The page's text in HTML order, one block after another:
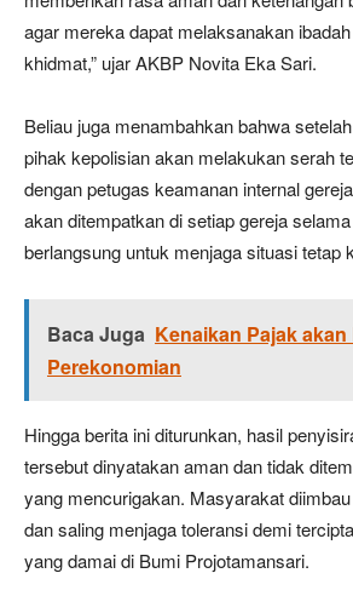
agar mereka dapat melaksanakan
khidmat,” ujar AKBP Novita Eka Sari.
Beliau juga menambahkan bahwa
pihak kepolisian akan melakukan serah
dengan petugas keamanan internal
akan ditempatkan di setiap gereja
berlangsung untuk menjaga situasi tetap
Baca Juga Kenaikan Pajak
Perekonomian
Hingga berita ini diturunkan, hasil
tersebut dinyatakan aman dan tidak
yang mencurigakan. Masyarakat
dan saling menjaga toleransi demi
yang damai di Bumi Projotamansari.